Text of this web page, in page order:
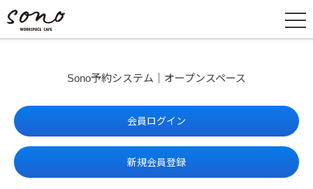
Sono予約システム｜オープンスペース
会員ログイン
新規会員登録